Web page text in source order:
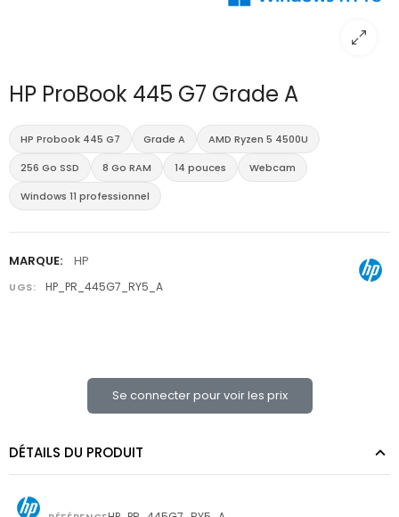
HP ProBook 445 G7 Grade A
HP Probook 445 G7 Grade A
AMD Ryzen 5 4500U
256 Go SSD
8 Go RAM 14 pouces
Webcam
Windows 11 professionnel
MARQUE: HP
UGS: HP_PR_445G7_RY5_A
Se connecter pour voir les prix
DÉTAILS DU PRODUIT